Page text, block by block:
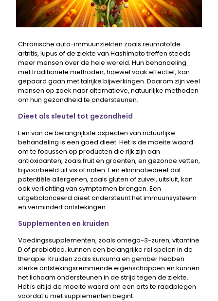
Chronische auto-immuunziekten zoals reumatoïde
artritis, lupus of de ziekte van Hashimoto treffen steeds
meer mensen over de hele wereld. Hun behandeling
met traditionele methoden, hoewel vaak effectief, kan
gepaard gaan met talrijke bijwerkingen. Daarom zijn veel
mensen op zoek naar alternatieve, natuurlijke methoden
om hun gezondheid te ondersteunen.
Dieet als sleutel tot gezondheid
Een van de belangrijkste aspecten van natuurlijke
behandeling is een goed dieet. Het is de moeite waard
om te focussen op producten die rijk zijn aan
antioxidanten, zoals fruit en groenten, en gezonde vetten,
bijvoorbeeld uit vis of noten. Een eliminatiedieet dat
potentiële allergenen, zoals gluten of zuivel, uitsluit, kan
ook verlichting van symptomen brengen. Een
uitgebalanceerd dieet ondersteunt het immuunsysteem
en vermindert ontstekingen.
Supplementen en kruiden
Voedingssupplementen, zoals omega-3-zuren, vitamine
D of probiotica, kunnen een belangrijke rol spelen in de
therapie. Kruiden zoals kurkuma en gember hebben
sterke ontstekingsremmende eigenschappen en kunnen
het lichaam ondersteunen in de strijd tegen de ziekte.
Het is altijd de moeite waard om een ​​arts te raadplegen
voordat u met supplementen begint.